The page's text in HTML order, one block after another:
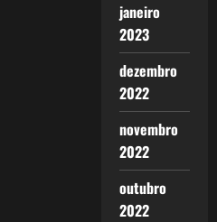
janeiro
2023
dezembro
2022
novembro
2022
outubro
2022